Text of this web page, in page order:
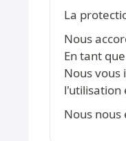
La
Nous
En tant
Nous vous
l'utilisation
Nous